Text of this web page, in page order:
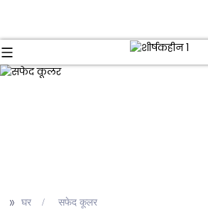
>> घर सफेद कूलर